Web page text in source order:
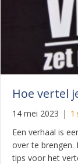
Hoe vertel
14 mei 2023 | 1
Een verhaal is
over te brengen.
tips voor het